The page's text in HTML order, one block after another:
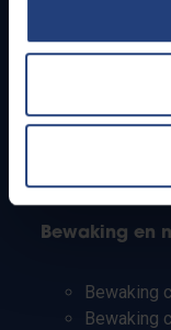
Studenten
PhD-
Bewaking en
Bewaking
Bewaking